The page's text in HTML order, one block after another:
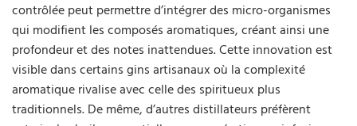
contrôlée peut permettre d’intégrer des micro-organismes
qui modifient les composés aromatiques, créant ainsi une
profondeur et des notes inattendues. Cette innovation est
visible dans certains gins artisanaux où la complexité
aromatique rivalise avec celle des spiritueux plus
traditionnels. De même, d’autres distillateurs préfèrent